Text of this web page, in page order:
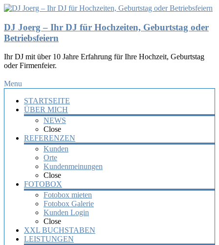
DJ Joerg – Ihr DJ für Hochzeiten, Geburtstag oder
Betriebsfeiern
Ihr DJ mit über 10 Jahre Erfahrung für Ihre Hochzeit, Geburtstag
oder Firmenfeier.
Menu
STARTSEITE
ÜBER MICH
NEWS
Close
REFERENZEN
Kunden
Orte
Kundenmeinungen
Close
FOTOBOX
Fotobox mieten
Fotobox Galerie
Kunden Login
Close
XXL BUCHSTABEN
LEISTUNGEN